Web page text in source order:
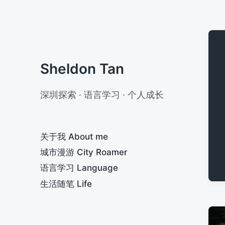
Sheldon Tan
深圳探索 · 语言学习 · 个人成长
关于我 About me
城市漫游 City Roamer
语言学习 Language
生活随笔 Life